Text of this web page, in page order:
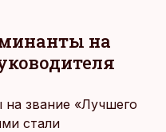
и
без другого не
на Пярнускойна
звание «Лучшего
стали